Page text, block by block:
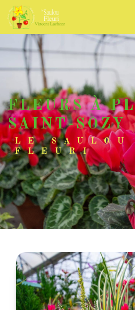
FLEURS À PLANTER
SAINT-SOZY
LE SAULOU
FLEURI
Panneau de gestion des cookies